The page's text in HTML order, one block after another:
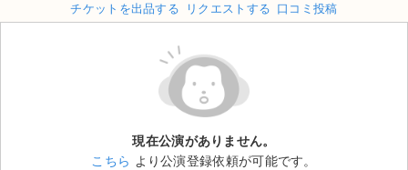
もうすぐ開催のチケット
チケットのリクエスト一覧
ライブ・コンサート（国内）
チケットを出品する リクエストする 口コミ投稿
現在公演がありません。
こちら より公演登録依頼が可能です。